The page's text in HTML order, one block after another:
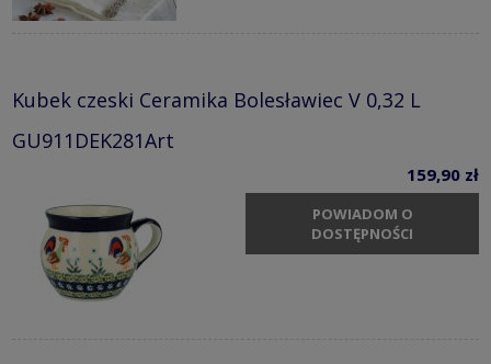
Kubek czeski Ceramika Bolesławiec V 0,32 L
GU911DEK281Art
159,90 zł
POWIADOM O
DOSTĘPNOŚCI